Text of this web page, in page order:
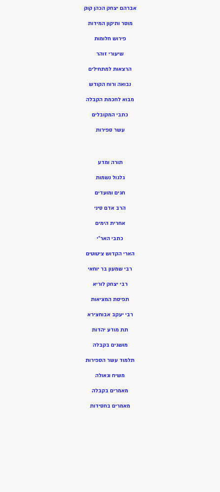
אברהם יצחק הכהן קוק
מוסר ותיקון המידות
פירוש חלומות
שיעורי זוהר
הרצאות למתחילים
נבואה ורוח הקודש
מבוא לחכמת הקבלה
כתבי המקובלים
עשר ספירות
תורה ומדע
גלגול נשמות
חגים ומועדים
הרב אדם סיני
אחרית הימים
כתבי האר”י
הארי הקדוש ציטוטים
רבי שמעון בר יוחאי
רבי יצחק לוריא
תפיסת המציאות
רבי יעקב אבוחצירא
תת מודע יהדות
מושגים בקבלה
תלמוד עשר הספירות
משיח וגאולה
מאמרים בקבלה
מאמרים בחסידות